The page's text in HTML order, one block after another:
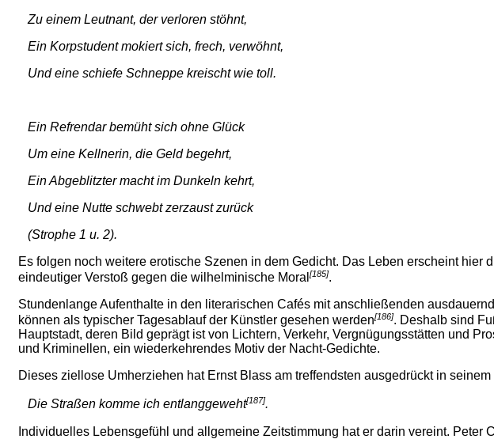
Zu einem Leutnant, der verloren stöhnt,
Ein Korpstudent mokiert sich, frech, verwöhnt,
Und eine schiefe Schneppe kreischt wie toll.
Ein Refrendar bemüht sich ohne Glück
Um eine Kellnerin, die Geld begehrt,
Ein Abgeblitzter macht im Dunkeln kehrt,
Und eine Nutte schwebt zerzaust zurück
(Strophe 1 u. 2).
Es folgen noch weitere erotische Szenen in dem Gedicht. Das Leben erscheint
eindeutiger Verstoß gegen die wilhelminische Moral[185].
Stundenlange Aufenthalte in den literarischen Cafés mit anschließenden
können als typischer Tagesablauf der Künstler gesehen werden[186]. Deshalb sind
Hauptstadt, deren Bild geprägt ist von Lichtern, Verkehr, Vergnügungsstätten und
und Kriminellen, ein wiederkehrendes Motiv der Nacht-Gedichte.
Dieses ziellose Umherziehen hat Ernst Blass am treffendsten ausgedrückt in seinem
Die Straßen komme ich entlanggeweht[187].
Individuelles Lebensgefühl und allgemeine Zeitstimmung hat er darin vereint. Peter